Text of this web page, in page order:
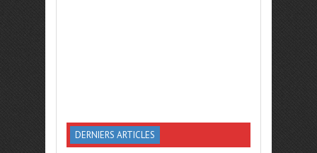
DERNIERS ARTICLES